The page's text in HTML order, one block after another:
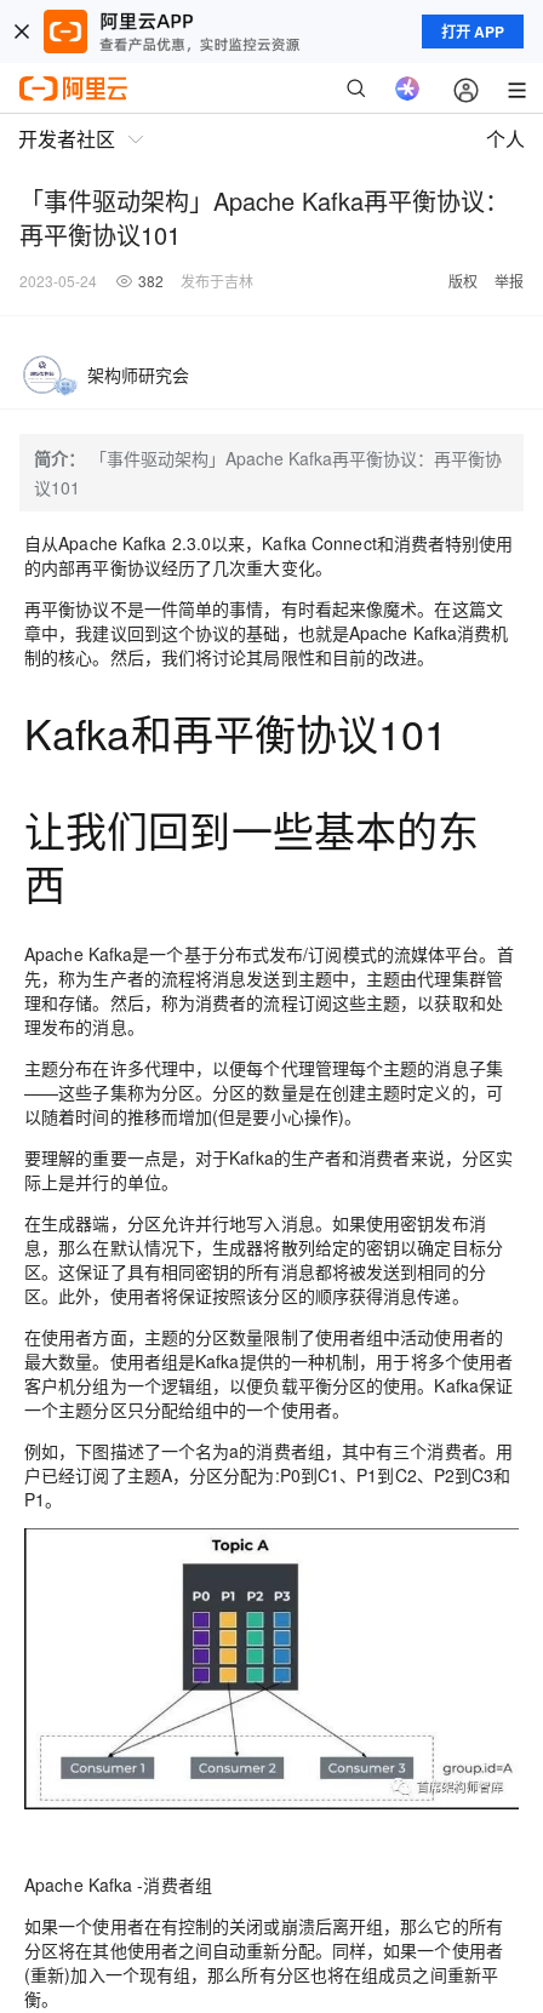
打开 APP
开发者社区 个人
「事件驱动架构」Apache Kafka再平衡协议：
再平衡协议101
2023-05-24 382 发布于吉林 版权 举报
架构师研究会
简介：
「事件驱动架构」Apache Kafka再平衡协议：再平衡协
议101
自从Apache Kafka 2.3.0以来，Kafka Connect和消费者特别使用
的内部再平衡协议经历了几次重大变化。
再平衡协议不是一件简单的事情，有时看起来像魔术。在这篇文
章中，我建议回到这个协议的基础，也就是Apache Kafka消费机
制的核心。然后，我们将讨论其局限性和目前的改进。
Kafka和再平衡协议101
让我们回到一些基本的东
西
Apache Kafka是一个基于分布式发布/订阅模式的流媒体平台。首
先，称为生产者的流程将消息发送到主题中，主题由代理集群管
理和存储。然后，称为消费者的流程订阅这些主题，以获取和处
理发布的消息。
主题分布在许多代理中，以便每个代理管理每个主题的消息子集
——这些子集称为分区。分区的数量是在创建主题时定义的，可
以随着时间的推移而增加(但是要小心操作)。
要理解的重要一点是，对于Kafka的生产者和消费者来说，分区实
际上是并行的单位。
在生成器端，分区允许并行地写入消息。如果使用密钥发布消
息，那么在默认情况下，生成器将散列给定的密钥以确定目标分
区。这保证了具有相同密钥的所有消息都将被发送到相同的分
区。此外，使用者将保证按照该分区的顺序获得消息传递。
在使用者方面，主题的分区数量限制了使用者组中活动使用者的
最大数量。使用者组是Kafka提供的一种机制，用于将多个使用者
客户机分组为一个逻辑组，以便负载平衡分区的使用。Kafka保证
一个主题分区只分配给组中的一个使用者。
例如，下图描述了一个名为a的消费者组，其中有三个消费者。用
户已经订阅了主题A，分区分配为:P0到C1、P1到C2、P2到C3和
P1。
Apache Kafka -消费者组
如果一个使用者在有控制的关闭或崩溃后离开组，那么它的所有
分区将在其他使用者之间自动重新分配。同样，如果一个使用者
(重新)加入一个现有组，那么所有分区也将在组成员之间重新平
衡。